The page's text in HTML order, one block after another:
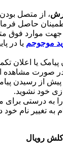
بودن و
فرمایید. در
فوق متناسب با
یا در پایین
اعلان تکمیل
اعلان
پیامک یا
برای ما قرار
خود در بازی